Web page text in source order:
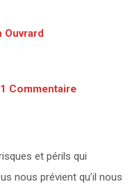
Ouvrard
1 Commentaire
et périls qui
nous prévient qu’il nous